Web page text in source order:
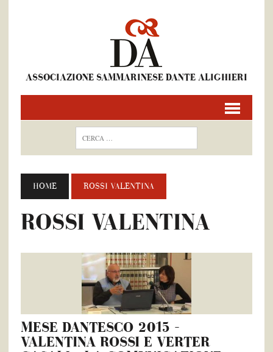
ASSOCIAZIONE SAMMARINESE DANTE ALIGHIERI
HOME ROSSI VALENTINA
ROSSI VALENTINA
MESE DANTESCO 2015 –
VALENTINA ROSSI E VERTER